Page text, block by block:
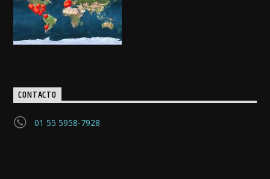
CONTACTO
01 55 5958-7928